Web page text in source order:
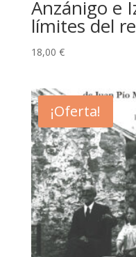
Anzánigo e
límites del
18,00 €
¡Oferta!